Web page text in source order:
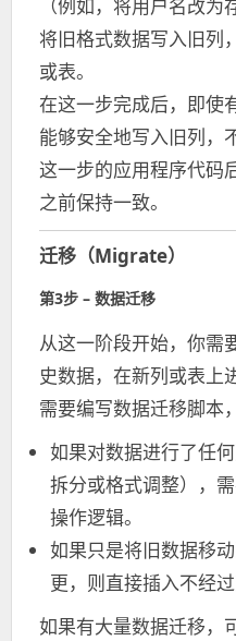
（例如，将用户名改
将旧格式数据写入旧列
或表。
在这一步完成后，即使
能够安全地写入旧列，
这一步的应用程序代码
之前保持一致。
迁移（Migrate）
第3步 – 数据迁移
从这一阶段开始，你需
史数据，在新列或表上
需要编写数据迁移脚本
如果对数据进行了任
拆分或格式调整），
操作逻辑。
如果只是将旧数据移
更，则直接插入不经
如果有大量数据迁移，